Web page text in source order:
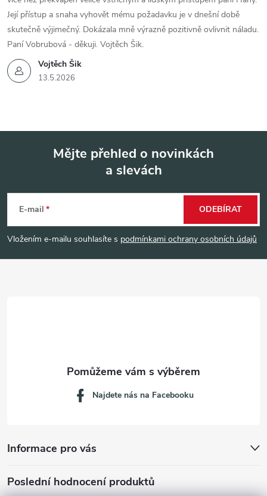
Vojtěch Šik
13.5.2026
Její přístup a snaha vyhovět mému požadavku je v dnešní době
skutečně výjimečný. Dokázala mně výrazně pozitivně ovlivnit náladu.
Paní Vobrubová - děkuji. Vojtěch Šik.
p
Mějte přehled o novinkách
a slevách
E-mail
Vložením e-mailu souhlasíte s podmínkami ochrany osobních údajů
ODEBÍRAT
Informace pro vás
Najdete nás na Facebooku
Poslední hodnocení produktů